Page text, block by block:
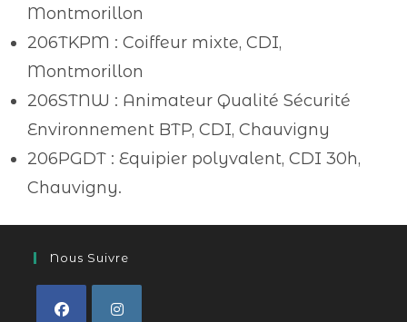
Montmorillon
206TKPM : Coiffeur mixte, CDI,
Montmorillon
206STNW : Animateur Qualité Sécurité
Environnement BTP, CDI, Chauvigny
206PGDT : Equipier polyvalent, CDI 30h,
Chauvigny.
Nous Suivre